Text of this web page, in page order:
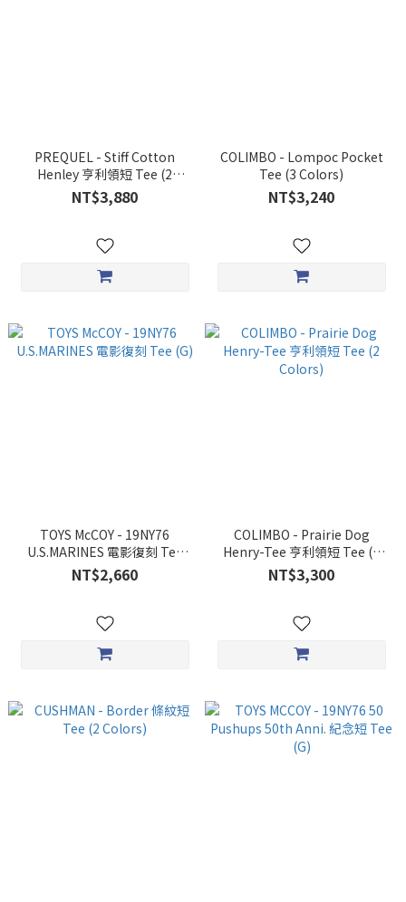
PREQUEL - Stiff Cotton
Henley 亨利領短 Tee (2
Colors)
NT$3,880
COLIMBO - Lompoc Pocket
Tee (3 Colors)
NT$3,240
TOYS McCOY - 19NY76
U.S.MARINES 電影復刻 Tee
(G)
NT$2,660
COLIMBO - Prairie Dog
Henry-Tee 亨利領短 Tee (2
Colors)
NT$3,300